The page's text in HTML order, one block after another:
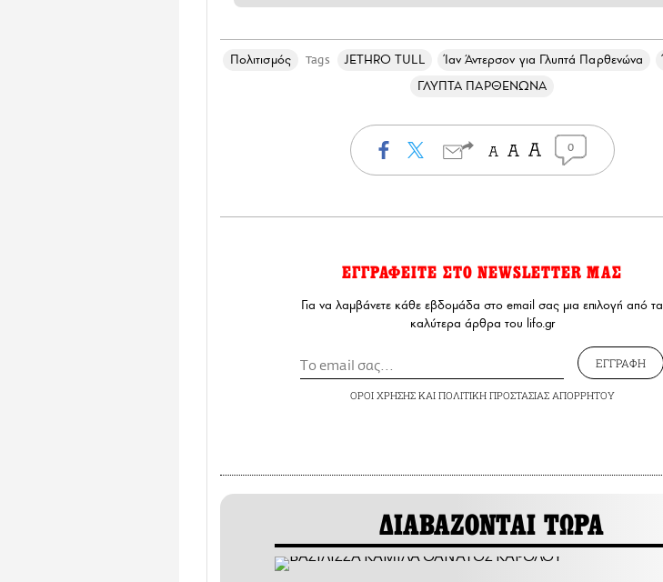
Πολιτισμός Tags JETHRO TULL Ίαν Άντερσον για Γλυπτά Παρθενώνα
ΓΛΥΠΤΑ ΠΑΡΘΕΝΩΝΑ
0
ΕΓΓΡΑΦΕΙΤΕ ΣΤΟ NEWSLETTER ΜΑΣ
Για να λαμβάνετε κάθε εβδομάδα στο email σας μια επιλογή από τα
καλύτερα άρθρα του lifo.gr
ΕΓΓΡΑΦΗ
ΟΡΟΙ ΧΡΗΣΗΣΚΑΙ ΠΟΛΙΤΙΚΗ ΠΡΟΣΤΑΣΙΑΣ ΑΠΟΡΡΗΤΟΥ
ΔΙΑΒΑΖΟΝΤΑΙ ΤΩΡΑ